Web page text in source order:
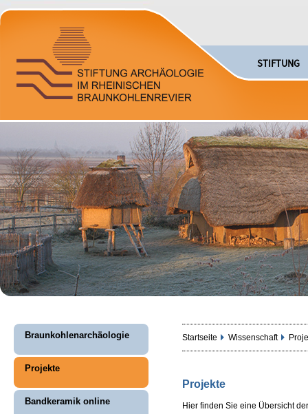
STIFTUNG
Braunkohlenarchäologie
Projekte
Bandkeramik online
Startseite Wissenschaft
Projekte
Hier finden Sie eine Übersicht